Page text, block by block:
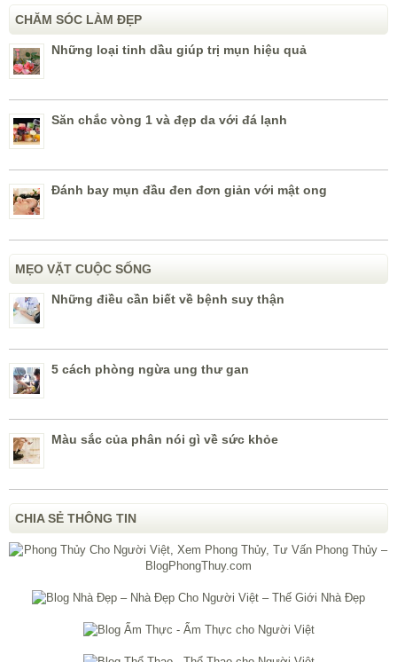
CHĂM SÓC LÀM ĐẸP
Những loại tinh dầu giúp trị mụn hiệu quả
Săn chắc vòng 1 và đẹp da với đá lạnh
Đánh bay mụn đầu đen đơn giản với mật ong
MẸO VẶT CUỘC SỐNG
Những điều cần biết về bệnh suy thận
5 cách phòng ngừa ung thư gan
Màu sắc của phân nói gì về sức khỏe
CHIA SẺ THÔNG TIN